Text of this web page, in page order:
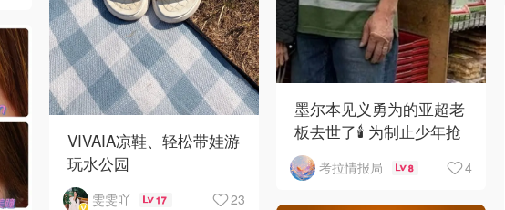
VIVAIA凉鞋、轻松带娃游
玩水公园
雯雯吖 17 23
墨尔本见义勇为的亚超老
板去世了🕯️ 为制止少年抢
劫，竟被当街围殴致死！
考拉情报局 8 4